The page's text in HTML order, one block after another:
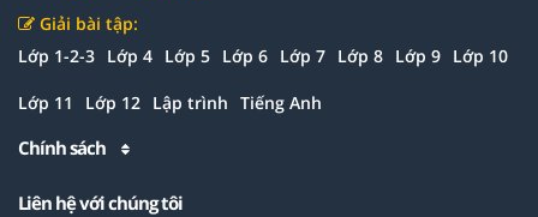
Giải bài tập:
Lớp 1-2-3 Lớp 4 Lớp 5 Lớp 6 Lớp 7 Lớp 8 Lớp 9 Lớp 10
Lớp 11 Lớp 12 Lập trình Tiếng Anh
Chính sách
Liên hệ với chúng tôi